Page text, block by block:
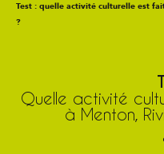
Test : quelle activité culturelle est
?
Quelle activité
à Menton,